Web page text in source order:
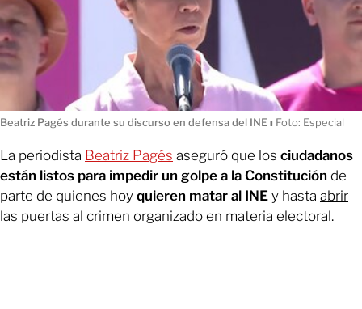
Beatriz Pagés durante su discurso en defensa del INEı Foto: Especial
La periodista Beatriz Pagés aseguró que los ciudadanos
están listos para impedir un golpe a la Constitución de
parte de quienes hoy quieren matar al INE y hasta abrir
las puertas al crimen organizado en materia electoral.